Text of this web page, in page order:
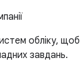
обліку, щоб
завдань.